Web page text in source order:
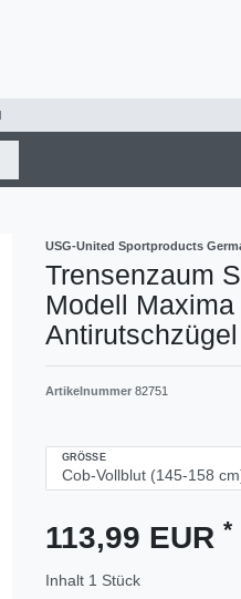
USG-United Sportproducts
Trensenzaum
Modell
Antirutschzügel
Artikelnummer 82751
GRÖSSE
113,99 EUR *
Inhalt 1 Stück